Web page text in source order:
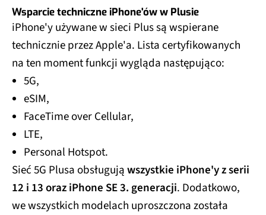
Wsparcie techniczne iPhone'ów w Plusie
iPhone'y używane w sieci Plus są wspierane
technicznie przez Apple'a. Lista certyfikowanych
na ten moment funkcji wygląda następująco:
5G,
eSIM,
FaceTime over Cellular,
LTE,
Personal Hotspot.
Sieć 5G Plusa obsługująwszystkie iPhone'y z serii
12 i 13 oraz iPhone SE 3. generacji. Dodatkowo,
we wszystkich modelach uproszczona została